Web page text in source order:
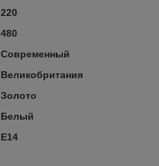
220
480
Современный
Великобритания
Золото
Белый
E14